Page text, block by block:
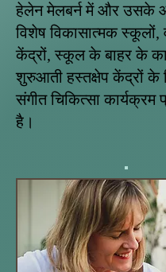
हेलेन मेलबर्न में और उसके
विशेष विकासात्मक
केंद्रों, स्कूल के बाहर के
शुरुआती हस्तक्षेप केंद्रों
संगीत चिकित्सा कार्यक्रम
है।